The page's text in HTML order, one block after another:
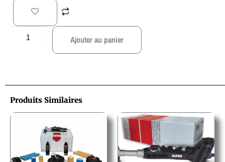
Ajouter au panier
Produits Similaires